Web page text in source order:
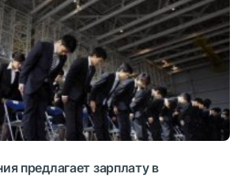
предлагает зарплату в